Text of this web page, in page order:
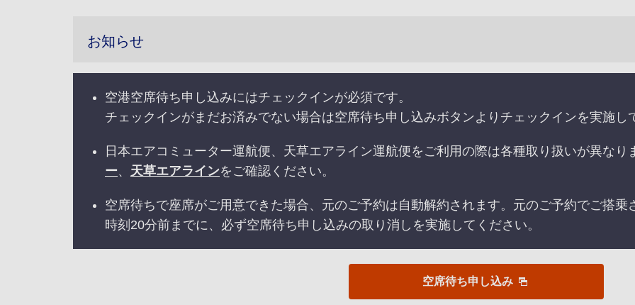
お知らせ
空港空席待ち申し込みにはチェックインが必須です。
チェックインがまだお済みでない場合は空席待ち申し込みボタンよりチェックインを実施し
日本エアコミューター運航便、天草エアライン運航便をご利用の際は各種取り扱いが異なり
ー、 天草エアラインをご確認ください。
空席待ちで座席がご用意できた場合、元のご予約は自動解約されます。元のご予約でご搭
時刻20分前までに、必ず空席待ち申し込みの取り消しを実施してください。
空席待ち申し込み